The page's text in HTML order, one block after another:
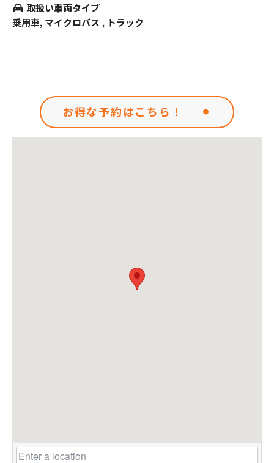
取扱い車両タイプ
乗用車, マイクロバス , トラック
お得な予約はこちら！